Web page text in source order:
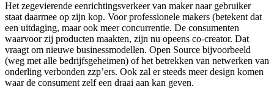
Het zegevierende eenrichtingsverkeer van maker naar gebruiker
staat daarmee op zijn kop. Voor professionele makers (betekent dat
een uitdaging, maar ook meer concurrentie. De consumenten
waarvoor zij producten maakten, zijn nu opeens co-creator. Dat
vraagt om nieuwe businessmodellen. Open Source bijvoorbeeld
(weg met alle bedrijfsgeheimen) of het betrekken van netwerken van
onderling verbonden zzp’ers. Ook zal er steeds meer design komen
waar de consument zelf een draai aan kan geven.